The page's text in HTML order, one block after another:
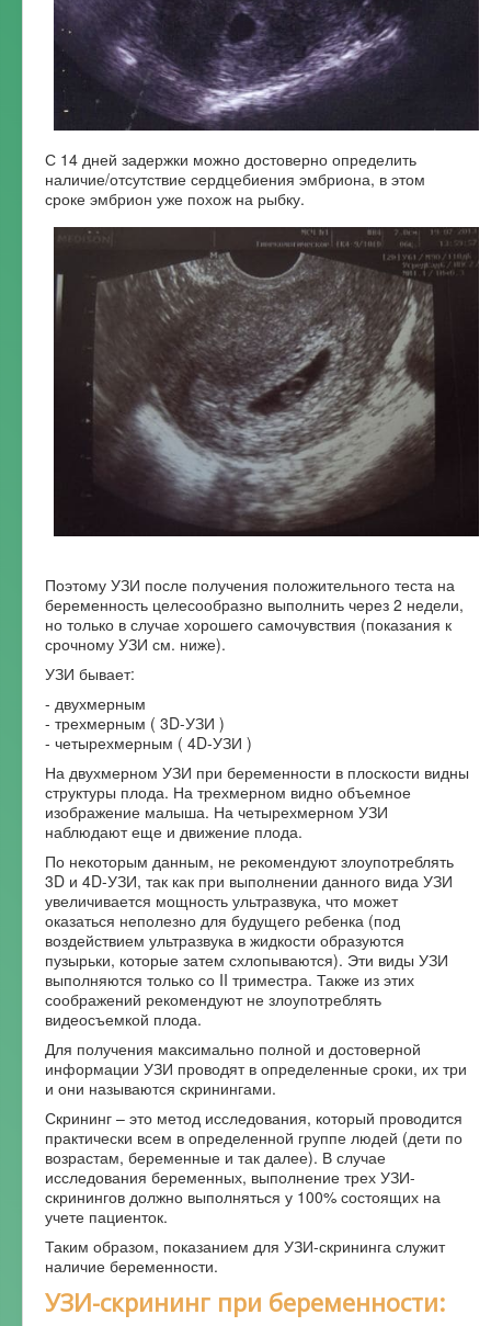
С 14 дней задержки можно достоверно определить
наличие/отсутствие сердцебиения эмбриона, в этом
сроке эмбрион уже похож на рыбку.
Поэтому УЗИ после получения положительного теста на
беременность целесообразно выполнить через 2 недели,
но только в случае хорошего самочувствия (показания к
срочному УЗИ см. ниже).
УЗИ бывает:
- двухмерным
- трехмерным ( 3D-УЗИ )
- четырехмерным ( 4D-УЗИ )
На двухмерном УЗИ при беременности в плоскости видны
структуры плода. На трехмерном видно объемное
изображение малыша. На четырехмерном УЗИ
наблюдают еще и движение плода.
По некоторым данным, не рекомендуют злоупотреблять
3D и 4D-УЗИ, так как при выполнении данного вида УЗИ
увеличивается мощность ультразвука, что может
оказаться неполезно для будущего ребенка (под
воздействием ультразвука в жидкости образуются
пузырьки, которые затем схлопываются). Эти виды УЗИ
выполняются только со II триместра. Также из этих
соображений рекомендуют не злоупотреблять
видеосъемкой плода.
Для получения максимально полной и достоверной
информации УЗИ проводят в определенные сроки, их три
и они называются скринингами.
Скрининг – это метод исследования, который проводится
практически всем в определенной группе людей (дети по
возрастам, беременные и так далее). В случае
исследования беременных, выполнение трех УЗИ-
скринингов должно выполняться у 100% состоящих на
учете пациенток.
Таким образом, показанием для УЗИ-скрининга служит
наличие беременности.
УЗИ-скрининг при беременности: